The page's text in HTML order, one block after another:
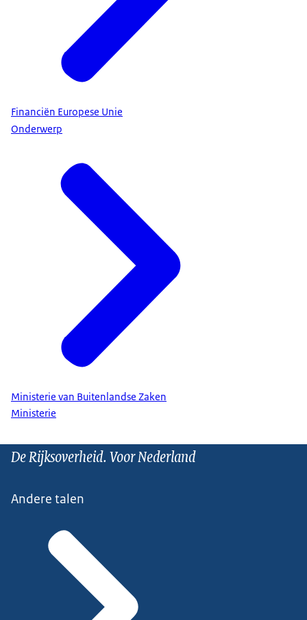
Financiën Europese Unie
Onderwerp
Ministerie van Buitenlandse Zaken
Ministerie
De Rijksoverheid. Voor Nederland
Andere talen